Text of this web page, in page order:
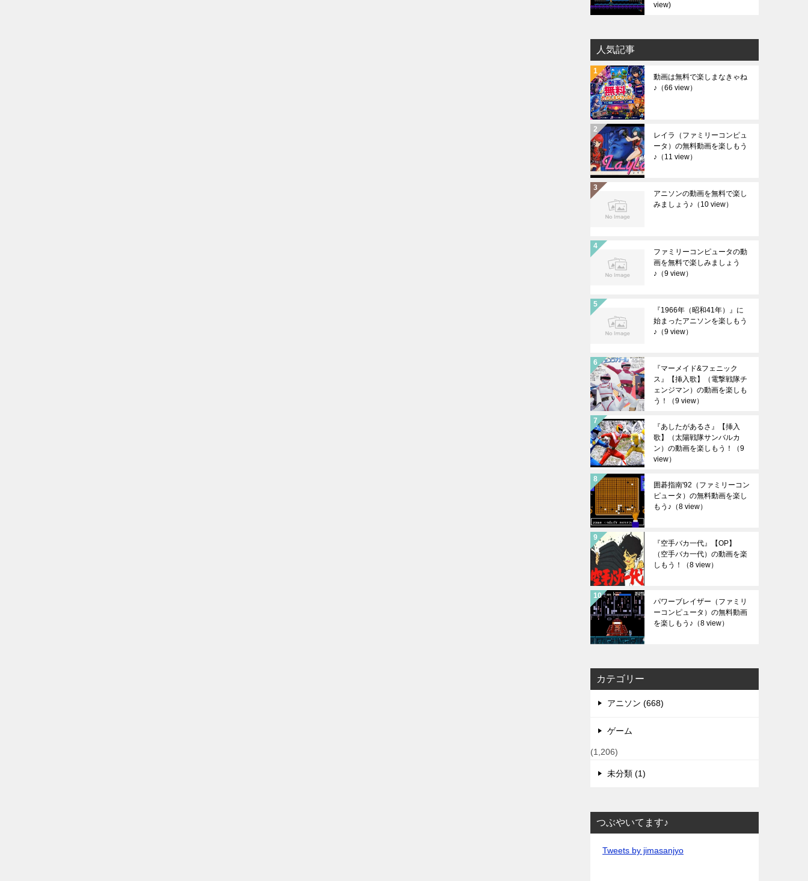
view
人気記事
動画は無料で楽しまなきゃね
♪ （66 view）
レイラ（ファミリーコンピュ
ータ）の無料動画を楽しもう
♪ （11 view）
アニソンの動画を無料で楽し
みましょう♪ （10 view）
ファミリーコンピュータの動
画を無料で楽しみましょう
♪ （9 view）
『1966年（昭和41年）』に
始まったアニソンを楽しもう
♪ （9 view）
『マーメイド&フェニック
ス』【挿入歌】（電撃戦隊チ
ェンジマン）の動画を楽しも
う！
（9 view）
『あしたがあるさ』【挿入
歌】（太陽戦隊サンバルカ
ン）の動画を楽しもう！
（9
view）
囲碁指南'92（ファミリーコン
ピュータ）の無料動画を楽し
もう♪ （8 view）
『空手バカ一代』【OP】
（空手バカ一代）の動画を楽
しもう！
（8 view）
パワーブレイザー（ファミリ
ーコンピュータ）の無料動画
を楽しもう♪ （8 view）
カテゴリー
アニソン (668)
ゲーム
(1,206)
未分類 (1)
つぶやいてます♪
Tweets by jimasanjyo